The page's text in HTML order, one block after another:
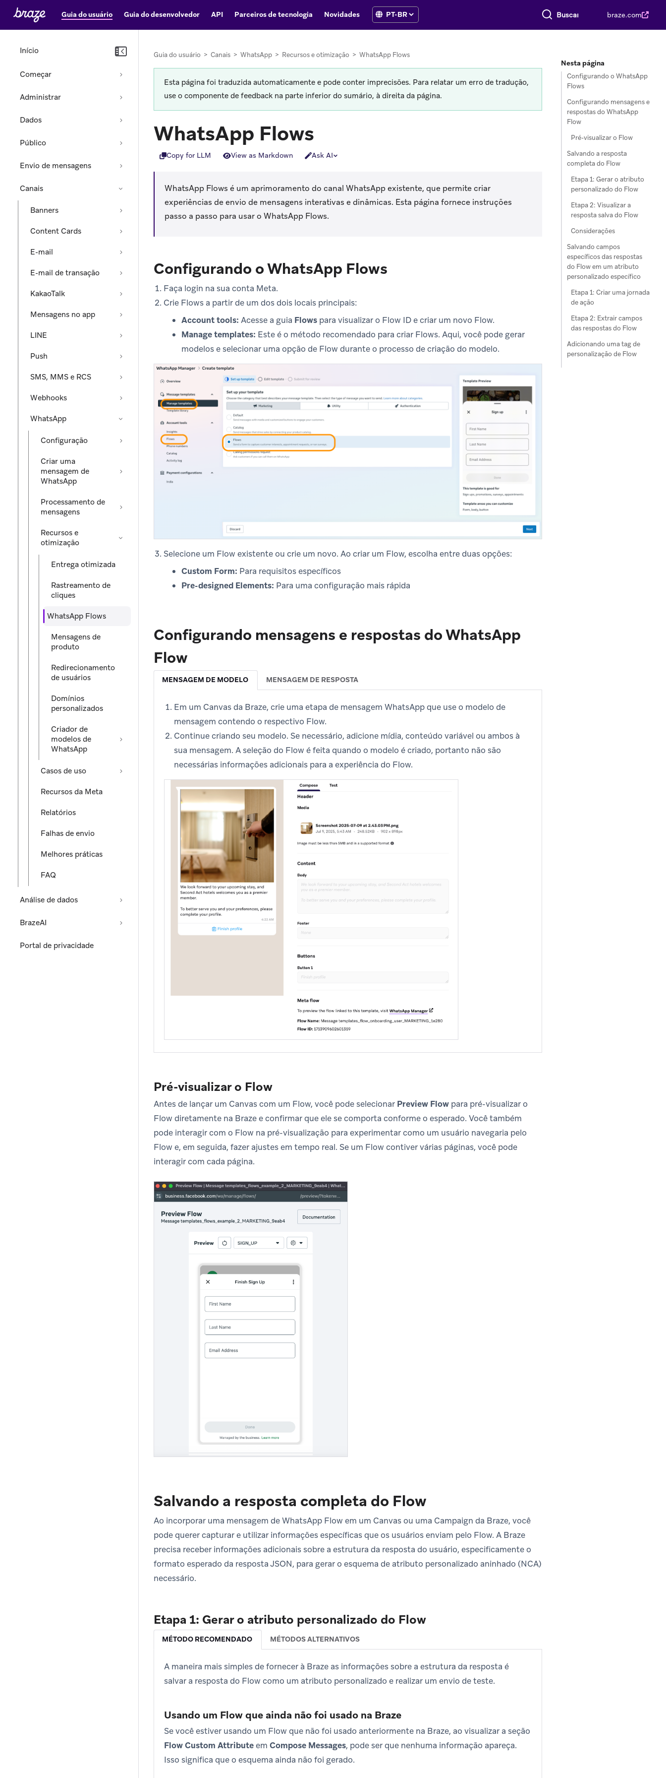
Guia do usuário Guia do desenvolvedor API Parceiros de tecnologia Novidades Buscar tudo braze.com
Início
Começar
Administrar
Dados
Público
Envio de mensagens
Canais
Banners
Content Cards
E-mail
E-mail de transação
KakaoTalk
Mensagens no app
LINE
Push
SMS, MMS e RCS
Webhooks
WhatsApp
Configuração
Criar uma
mensagem de
WhatsApp
Processamento de
mensagens
Recursos e
otimização
Entrega otimizada
Rastreamento de
cliques
WhatsApp Flows
Mensagens de
produto
Redirecionamento
de usuários
Domínios
personalizados
Criador de
modelos de
WhatsApp
Casos de uso
Recursos da Meta
Relatórios
Falhas de envio
Melhores práticas
FAQ
Análise de dados
BrazeAI
Portal de privacidade
Guia do usuário > Canais > WhatsApp > Recursos e otimização > WhatsApp Flows
Esta página foi traduzida automaticamente e pode conter imprecisões. Para relatar um erro de tradução,
use o componente de feedback na parte inferior do sumário, à direita da página.
WhatsApp Flows
Copy for LLM View as Markdown Ask AI
WhatsApp Flows é um aprimoramento do canal WhatsApp existente, que permite criar
experiências de envio de mensagens interativas e dinâmicas. Esta página fornece instruções
passo a passo para usar o WhatsApp Flows.
Configurando o WhatsApp Flows
Faça login na sua conta Meta.
Crie Flows a partir de um dos dois locais principais:
Account tools: Acesse a guia Flows para visualizar o Flow ID e criar um novo Flow.
Manage templates: Este é o método recomendado para criar Flows. Aqui, você pode gerar
modelos e selecionar uma opção de Flow durante o processo de criação do modelo.
Selecione um Flow existente ou crie um novo. Ao criar um Flow, escolha entre duas opções:
Custom Form: Para requisitos específicos
Pre-designed Elements: Para uma configuração mais rápida
Configurando mensagens e respostas do WhatsApp
Flow
MENSAGEM DE MODELO MENSAGEM DE RESPOSTA
Em um Canvas da Braze, crie uma etapa de mensagem WhatsApp que use o modelo de
mensagem contendo o respectivo Flow.
Continue criando seu modelo. Se necessário, adicione mídia, conteúdo variável ou ambos à
sua mensagem. A seleção do Flow é feita quando o modelo é criado, portanto não são
necessárias informações adicionais para a experiência do Flow.
Pré-visualizar o Flow
Antes de lançar um Canvas com um Flow, você pode selecionar Preview Flow para pré-visualizar o
Flow diretamente na Braze e confirmar que ele se comporta conforme o esperado. Você também
pode interagir com o Flow na pré-visualização para experimentar como um usuário navegaria pelo
Flow e, em seguida, fazer ajustes em tempo real. Se um Flow contiver várias páginas, você pode
interagir com cada página.
Salvando a resposta completa do Flow
Ao incorporar uma mensagem de WhatsApp Flow em um Canvas ou uma Campaign da Braze, você
pode querer capturar e utilizar informações específicas que os usuários enviam pelo Flow. A Braze
precisa receber informações adicionais sobre a estrutura da resposta do usuário, especificamente o
formato esperado da resposta JSON, para gerar o esquema de atributo personalizado aninhado (NCA)
necessário.
Etapa 1: Gerar o atributo personalizado do Flow
MÉTODO RECOMENDADO MÉTODOS ALTERNATIVOS
A maneira mais simples de fornecer à Braze as informações sobre a estrutura da resposta é
salvar a resposta do Flow como um atributo personalizado e realizar um envio de teste.
Usando um Flow que ainda não foi usado na Braze
Se você estiver usando um Flow que não foi usado anteriormente na Braze, ao visualizar a seção
Flow Custom Attributeem Compose Messages, pode ser que nenhuma informação apareça.
Isso significa que o esquema ainda não foi gerado.
Nesta página
Configurando o WhatsApp
Flows
Configurando mensagens e
respostas do WhatsApp
Flow
Pré-visualizar o Flow
Salvando a resposta
completa do Flow
Etapa 1: Gerar o atributo
personalizado do Flow
Etapa 2: Visualizar a
resposta salva do Flow
Considerações
Salvando campos
específicos das respostas
do Flow em um atributo
personalizado específico
Etapa 1: Criar uma jornada
de ação
Etapa 2: Extrair campos
das respostas do Flow
Adicionando uma tag de
personalização de Flow